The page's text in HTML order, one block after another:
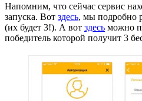
Напомним, что сейчас сервис
запуска. Вот здесь, мы подробно
(их будет 3!). А вот здесь можно
победитель которой получит 3